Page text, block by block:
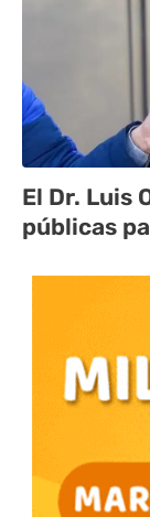
El Dr. Luis
públicas